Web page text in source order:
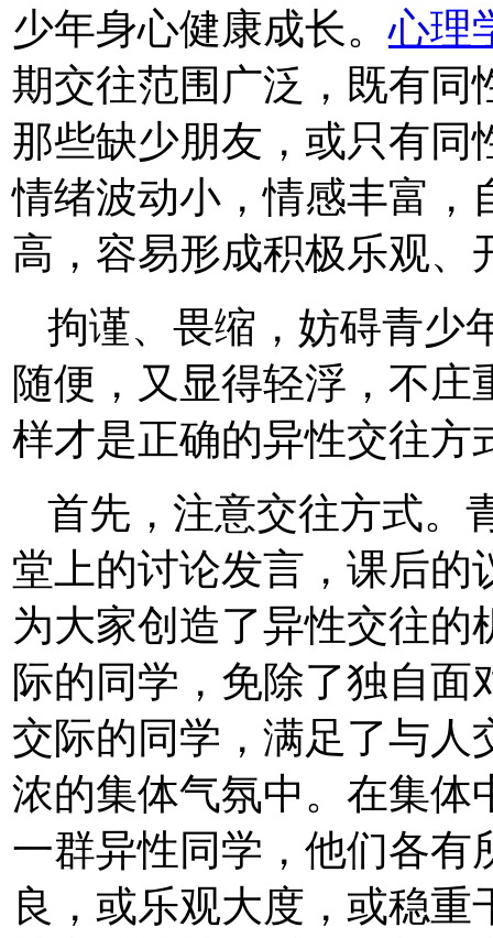
少年身心健康成长。心理
期交往范围广泛，既有同
那些缺少朋友，或只有同
情绪波动小，情感丰富，
高，容易形成积极乐观、
拘谨、畏缩，妨碍青少
随便，又显得轻浮，不
样才是正确的异性交往方
首先，注意交往方式。
堂上的讨论发言，课后的
为大家创造了异性交往
际的同学，免除了独自
交际的同学，满足了与人
浓的集体气氛中。在集体
一群异性同学，他们各有
良，或乐观大度，或稳